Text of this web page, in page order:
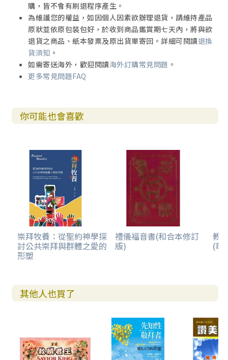
購，皆不會有刷退程序產生。
為維護您的權益，如因個人因素欲辦理退貨，請維持產品
原狀並依原包裝包好，於收到商品鑑賞期七天內，將與欲
退貨之商品、紙本發票及原出貨單寄回。詳細可閱讀退換
貨須知 。
如需寄送海外，歡迎閱讀海外訂購常見問題 。
更多常見問題FAQ
你可能也會喜歡
崇拜牧養：從聖約神學探
討公共崇拜與群體之愛的
形塑
禮儀福音書(和合本修訂
版)
教
(華
其他人也買了